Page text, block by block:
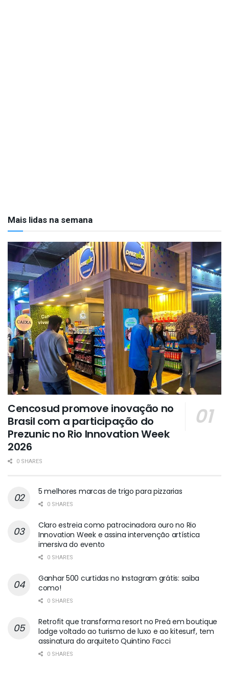
Mais lidas na semana
Cencosud promove inovação no
Brasil com a participação do
Prezunic no Rio Innovation Week
2026
0 SHARES
5 melhores marcas de trigo para pizzarias
0 SHARES
Claro estreia como patrocinadora ouro no Rio
Innovation Week e assina intervenção artística
imersiva do evento
0 SHARES
Ganhar 500 curtidas no Instagram grátis: saiba
como!
0 SHARES
Retrofit que transforma resort no Preá em boutique
lodge voltado ao turismo de luxo e ao kitesurf, tem
assinatura do arquiteto Quintino Facci
0 SHARES